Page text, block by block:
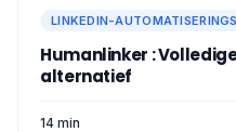
LINKEDIN-
Humanlinker :
alternatief
14 min